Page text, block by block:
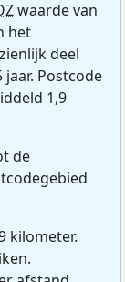
waarde van
het
deel
Postcode
1,9
de
kilometer.